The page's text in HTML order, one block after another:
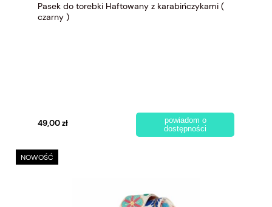
Pasek do torebki Haftowany z karabińczykami (
czarny )
49,00 zł
powiadom o
dostępności
NOWOŚĆ